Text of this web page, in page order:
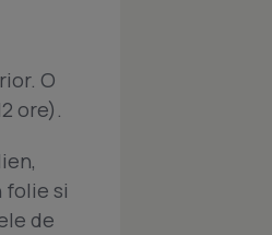
O
ore).
folie si
de